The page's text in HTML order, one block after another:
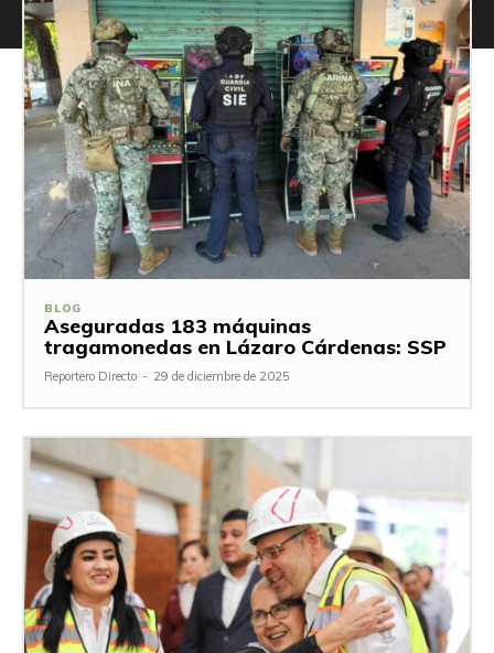
BLOG
Aseguradas 183 máquinas
tragamonedas en Lázaro Cárdenas: SSP
Reportero Directo - 29 de diciembre de 2025